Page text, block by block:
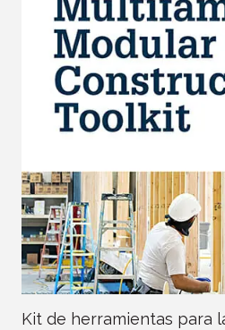
Kit de herramientas para